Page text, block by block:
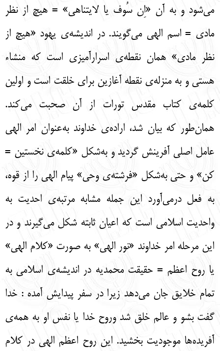
می‌شود و به آن «اِن سُوف یا لایتناهی» = هیچ از نظر
مادی = اسم الهی می‌گویند. در اندیشه‌ی یهود «هیچ از
نظر مادی» همان نقطه‌ی اسرارآمیزی است که منشاء
هستی و به منزله‌ی نقطه آغازین برای خلقت است و اولین
کلمه‌ی کتاب مقدس تورات از آن صحبت می‌کند.
همان‌طور که بیان شد، اراده‌ی خداوند به‌عنوان امر الهی
عامل اصلی آفرینش گردید و به‌شکل «کلمه‌ی نخستین =
کن» و حتی به‌شکل «فرشته‌ی وحی» پیام الهی را از قوه،
به فعل درمی‌آورد این جمله مشابه مرتبه‌ی احدیت به
واحدیت اسلامی است که اعیان ثابته شکل می‌گیرند و در
این مرحله امر خداوند «نور الهی» به صورت «کلام الهی»
یا روح اعظم = حقیقت محمدیه در اندیشه‌ی اسلامی به
تمام خلایق جان می‌دهد زیرا در سفر پیدایش آمده : خدا
گفت بشو و عالم خلق شد وروح خدا یا نفس او به همه‌ی
آفریده‌ها موجودیت بخشید. این روح اعظم الهی در کلام